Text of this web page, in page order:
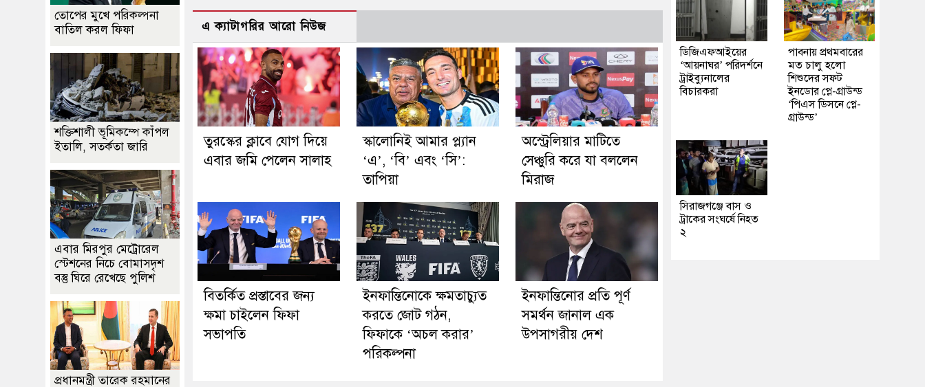
এ ক্যাটাগরির আরো নিউজ
তুরস্কের ক্লাবে যোগ দিয়ে
এবার জমি পেলেন সালাহ
স্কালোনিই আমার প্ল্যান
‘এ’, ‘বি’ এবং ‘সি’:
তাপিয়া
অস্ট্রেলিয়ার মাটিতে
সেঞ্চুরি করে যা বললেন
মিরাজ
বিতর্কিত প্রস্তাবের জন্য
ক্ষমা চাইলেন ফিফা
সভাপতি
ইনফান্তিনোকে ক্ষমতাচ্যুত
করতে জোট গঠন,
ফিফাকে ‘অচল করার’
পরিকল্পনা
ইনফান্তিনোর প্রতি পূর্ণ
সমর্থন জানাল এক
উপসাগরীয় দেশ
তোপের মুখে পরিকল্পনা
বাতিল করল ফিফা
শক্তিশালী ভূমিকম্পে কাঁপল
ইতালি, সতর্কতা জারি
এবার মিরপুর মেট্রোরেল
স্টেশনের নিচে বোমাসদৃশ
বস্তু ঘিরে রেখেছে পুলিশ
প্রধানমন্ত্রী তারেক রহমানের
ডিজিএফআইয়ের
‘আয়নাঘর’ পরিদর্শনে
ট্রাইব্যুনালের
বিচারকরা
পাবনায় প্রথমবারের
মত চালু হলো
শিশুদের সফট
ইনডোর প্লে-গ্রাউন্ড
‘পিএস ডিসনে প্লে-
গ্রাউন্ড’
সিরাজগঞ্জে বাস ও
ট্রাকের সংঘর্ষে নিহত
২